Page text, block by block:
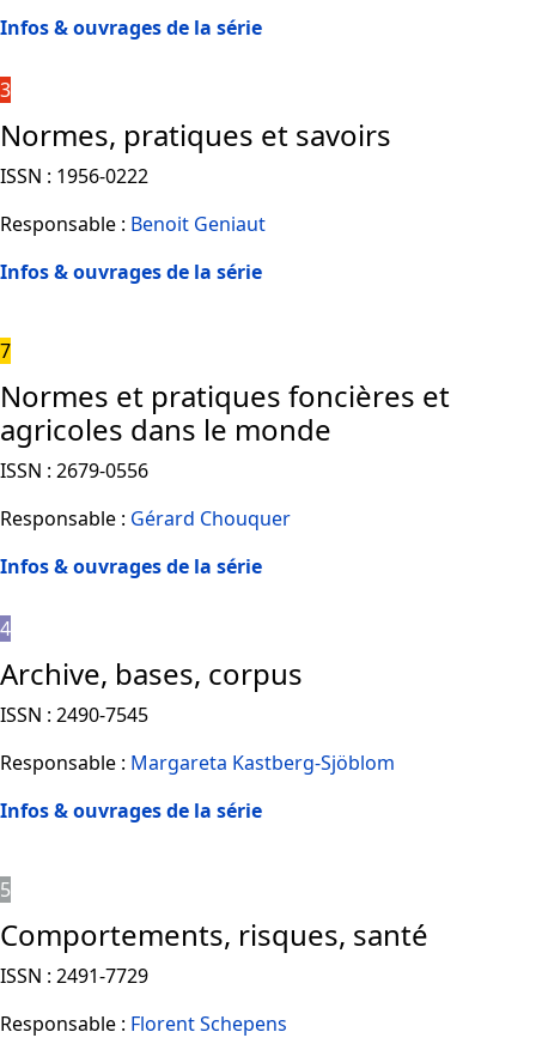
Infos & ouvrages de la série
3
Normes, pratiques et savoirs
ISSN : 1956-0222
Responsable : Benoit Geniaut
Infos & ouvrages de la série
7
Normes et pratiques foncières et
agricoles dans le monde
ISSN : 2679-0556
Responsable : Gérard Chouquer
Infos & ouvrages de la série
4
Archive, bases, corpus
ISSN : 2490-7545
Responsable : Margareta Kastberg-Sjöblom
Infos & ouvrages de la série
5
Comportements, risques, santé
ISSN : 2491-7729
Responsable : Florent Schepens